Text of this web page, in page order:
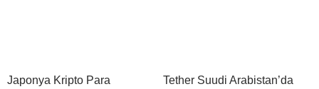
Japonya Kripto Para
Tether Suudi Arabistan’da